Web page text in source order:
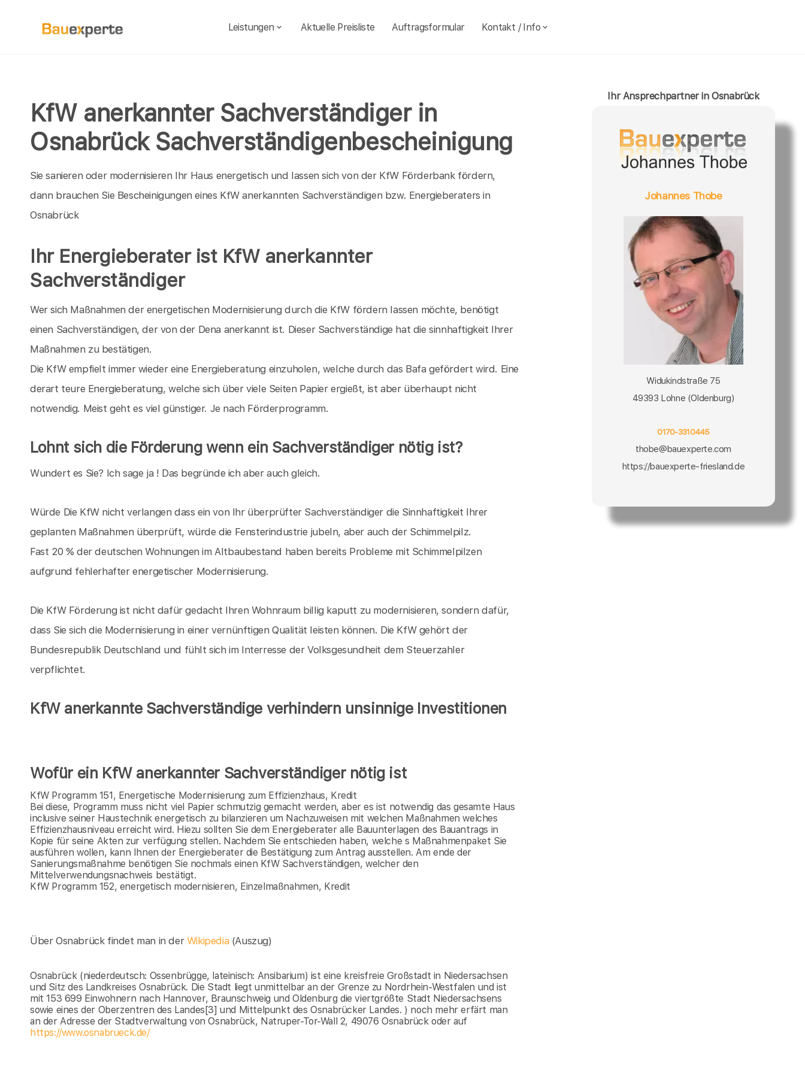
Leistungen Aktuelle Preisliste Auftragsformular Kontakt / Info
KfW anerkannter Sachverständiger in
Osnabrück Sachverständigenbescheinigung
Sie sanieren oder modernisieren Ihr Haus energetisch und lassen sich von der KfW Förderbank fördern,
dann brauchen Sie Bescheinigungen eines KfW anerkannten Sachverständigen bzw. Energieberaters in
Osnabrück
Ihr Energieberater ist KfW anerkannter
Sachverständiger
Wer sich Maßnahmen der energetischen Modernisierung durch die KfW fördern lassen möchte, benötigt
einen Sachverständigen, der von der Dena anerkannt ist. Dieser Sachverständige hat die sinnhaftigkeit Ihrer
Maßnahmen zu bestätigen.
Die KfW empfielt immer wieder eine Energieberatung einzuholen, welche durch das Bafa gefördert wird. Eine
derart teure Energieberatung, welche sich über viele Seiten Papier ergießt, ist aber überhaupt nicht
notwendig. Meist geht es viel günstiger. Je nach Förderprogramm.
Lohnt sich die Förderung wenn ein Sachverständiger nötig ist?
Wundert es Sie? Ich sage ja ! Das begründe ich aber auch gleich.
Würde Die KfW nicht verlangen dass ein von Ihr überprüfter Sachverständiger die Sinnhaftigkeit Ihrer
geplanten Maßnahmen überprüft, würde die Fensterindustrie jubeln, aber auch der Schimmelpilz.
Fast 20 % der deutschen Wohnungen im Altbaubestand haben bereits Probleme mit Schimmelpilzen
aufgrund fehlerhafter energetischer Modernisierung.
Die KfW Förderung ist nicht dafür gedacht Ihren Wohnraum billig kaputt zu modernisieren, sondern dafür,
dass Sie sich die Modernisierung in einer vernünftigen Qualität leisten können. Die KfW gehört der
Bundesrepublik Deutschland und fühlt sich im Interresse der Volksgesundheit dem Steuerzahler
verpflichtet.
KfW anerkannte Sachverständige verhindern unsinnige Investitionen
Wofür ein KfW anerkannter Sachverständiger nötig ist
KfW Programm 151, Energetische Modernisierung zum Effizienzhaus, Kredit
Bei diese, Programm muss nicht viel Papier schmutzig gemacht werden, aber es ist notwendig das gesamte Haus
inclusive seiner Haustechnik energetisch zu bilanzieren um Nachzuweisen mit welchen Maßnahmen welches
Effizienzhausniveau erreicht wird. Hiezu sollten Sie dem Energieberater alle Bauunterlagen des Bauantrags in
Kopie für seine Akten zur verfügung stellen. Nachdem Sie entschieden haben, welche s Maßnahmenpaket Sie
ausführen wollen, kann Ihnen der Energieberater die Bestätigung zum Antrag ausstellen. Am ende der
Sanierungsmaßnahme benötigen Sie nochmals einen KfW Sachverständigen, welcher den
Mittelverwendungsnachweis bestätigt.
KfW Programm 152, energetisch modernisieren, Einzelmaßnahmen, Kredit
Über Osnabrück findet man in der Wikipedia (Auszug)
Osnabrück (niederdeutsch: Ossenbrügge, lateinisch: Ansibarium) ist eine kreisfreie Großstadt in Niedersachsen
und Sitz des Landkreises Osnabrück. Die Stadt liegt unmittelbar an der Grenze zu Nordrhein-Westfalen und ist
mit 153 699 Einwohnern nach Hannover, Braunschweig und Oldenburg die viertgrößte Stadt Niedersachsens
sowie eines der Oberzentren des Landes[3] und Mittelpunkt des Osnabrücker Landes. ) noch mehr erfärt man
an der Adresse der Stadtverwaltung von Osnabrück, Natruper-Tor-Wall 2, 49076 Osnabrück oder auf
https://www.osnabrueck.de/
Ihr Ansprechpartner in Osnabrück
Johannes Thobe
Widukindstraße 75
49393 Lohne (Oldenburg)
0170-3310445
thobe@bauexperte.com
https://bauexperte-friesland.de